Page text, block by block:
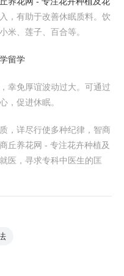
，有助于改善休眠质料。饮
米、莲子、百合等。
留学
幸免厚谊波动过大。可通过
，促进休眠。
，详尽行使多种纪律，智商
丘养花网 - 专注花卉种植及
医，寻求专科中医生的匡